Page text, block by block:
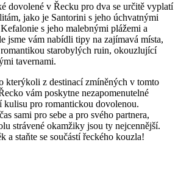
dovolené v Řecku pro dva se určitě vyplatí
jako je Santorini s jeho úchvatnými
s jeho malebnými plážemi a
jsme vám nabídli tipy na zajímavá místa,
starobylých ruin, okouzlující
tavernami.
kterýkoli z destinací zmíněných v tomto
vám poskytne nezapomenutelné
pro romantickou dovolenou.
sami pro sebe a pro svého partnera,
strávené okamžiky jsou ty nejcennější.
a staňte se součástí řeckého kouzla!